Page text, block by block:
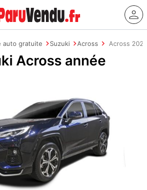
auto gratuite Suzuki Across Across 2022
Across année